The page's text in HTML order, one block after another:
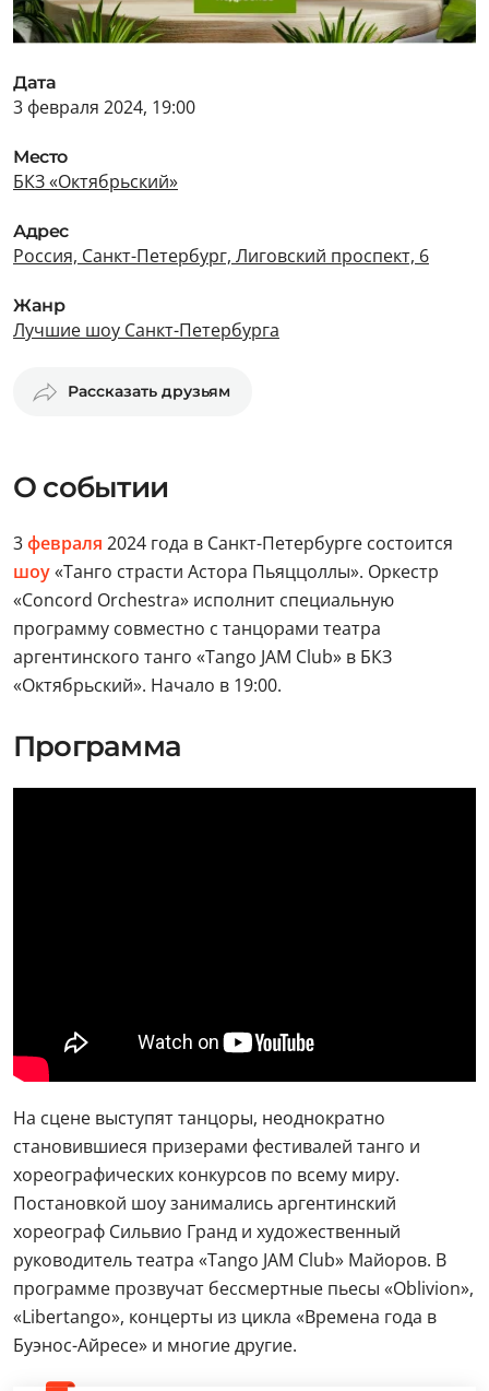
Дата
3 февраля 2024, 19:00
Место
БКЗ «Октябрьский»
Адрес
Россия, Санкт-Петербург, Лиговский проспект, 6
Жанр
Лучшие шоу Санкт-Петербурга
Рассказать друзьям
О событии
3февраля 2024 года в Санкт-Петербурге состоится
шоу«Танго страсти Астора Пьяццоллы». Оркестр
«Concord Orchestra» исполнит специальную
программу совместно с танцорами театра
аргентинского танго «Tango JAM Club» в БКЗ
«Октябрьский». Начало в 19:00.
Программа
На сцене выступят танцоры, неоднократно
становившиеся призерами фестивалей танго и
хореографических конкурсов по всему миру.
Постановкой шоу занимались аргентинский
хореограф Сильвио Гранд и художественный
руководитель театра «Tango JAM Club» Майоров. В
программе прозвучат бессмертные пьесы «Oblivion»,
«Libertango», концерты из цикла «Времена года в
Буэнос-Айресе» и многие другие.